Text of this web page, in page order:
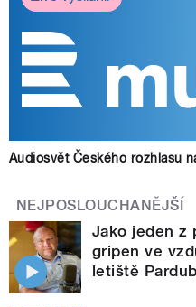
Audiosvět Českého rozhlasu
NEJPOSLOUCHANĚJŠÍ
Jako jeden z
gripen ve
letiště